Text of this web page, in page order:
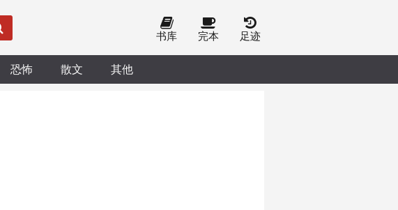
书库 完本 足迹
恐怖 散文 其他